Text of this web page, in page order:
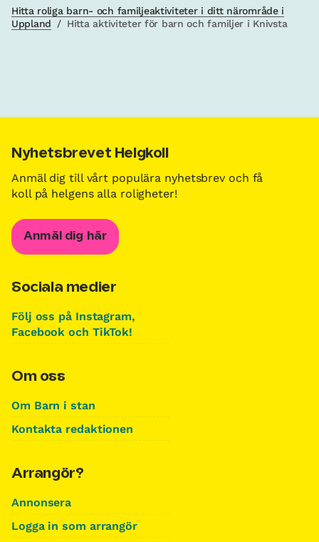
Hitta roliga barn- och familjeaktiviteter i ditt närområde i
Uppland
/ Hitta aktiviteter för barn och familjer i Knivsta
Nyhetsbrevet Helgkoll
Anmäl dig till vårt populära nyhetsbrev och få
koll på helgens alla roligheter!
Anmäl dig här
Sociala medier
Följ oss på Instagram,
Facebook och TikTok!
Om oss
Om Barn i stan
Kontakta redaktionen
Arrangör?
Annonsera
Logga in som arrangör